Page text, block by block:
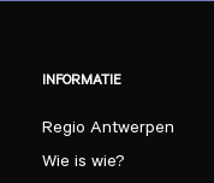
INFORMATIE
Regio Antwerpen
Wie is wie?